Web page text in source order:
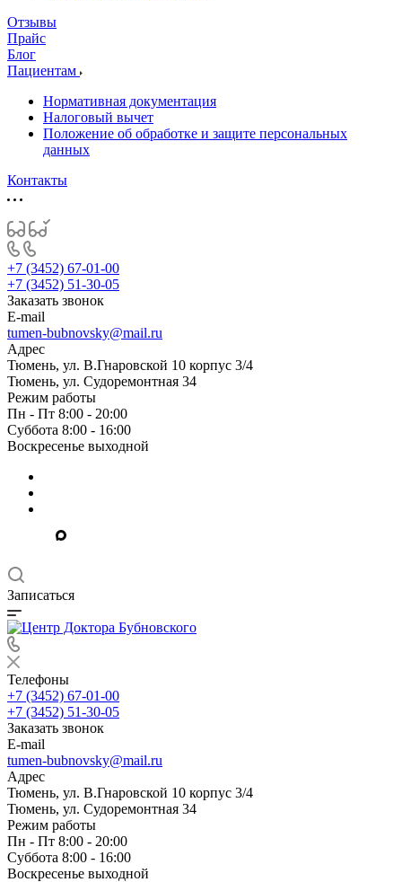
Отзывы
Прайс
Блог
Пациентам
Нормативная документация
Налоговый вычет
Положение об обработке и защите персональных
данных
Контакты
+7 (3452) 67-01-00
+7 (3452) 51-30-05
Заказать звонок
E-mail
tumen-bubnovsky@mail.ru
Адрес
Тюмень, ул. В.Гнаровской 10 корпус 3/4
Тюмень, ул. Судоремонтная 34
Режим работы
Пн - Пт 8:00 - 20:00
Суббота 8:00 - 16:00
Воскресенье выходной
Записаться
Телефоны
+7 (3452) 67-01-00
+7 (3452) 51-30-05
Заказать звонок
E-mail
tumen-bubnovsky@mail.ru
Адрес
Тюмень, ул. В.Гнаровской 10 корпус 3/4
Тюмень, ул. Судоремонтная 34
Режим работы
Пн - Пт 8:00 - 20:00
Суббота 8:00 - 16:00
Воскресенье выходной